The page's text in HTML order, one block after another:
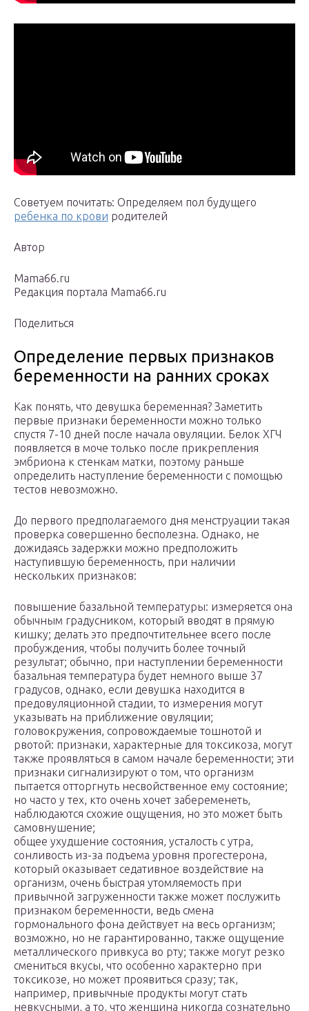
Советуем почитать: Определяем пол будущего
ребенка по крови родителей
Автор
Mama66.ru
Редакция портала Mama66.ru
Поделиться
Определение первых признаков
беременности на ранних сроках
Как понять, что девушка беременная? Заметить
первые признаки беременности можно только
спустя 7-10 дней после начала овуляции. Белок ХГЧ
появляется в моче только после прикрепления
эмбриона к стенкам матки, поэтому раньше
определить наступление беременности с помощью
тестов невозможно.
До первого предполагаемого дня менструации такая
проверка совершенно бесполезна. Однако, не
дожидаясь задержки можно предположить
наступившую беременность, при наличии
нескольких признаков:
повышение базальной температуры: измеряется она
обычным градусником, который вводят в прямую
кишку; делать это предпочтительнее всего после
пробуждения, чтобы получить более точный
результат; обычно, при наступлении беременности
базальная температура будет немного выше 37
градусов, однако, если девушка находится в
предовуляционной стадии, то измерения могут
указывать на приближение овуляции;
головокружения, сопровождаемые тошнотой и
рвотой: признаки, характерные для токсикоза, могут
также проявляться в самом начале беременности; эти
признаки сигнализируют о том, что организм
пытается отторгнуть несвойственное ему состояние;
но часто у тех, кто очень хочет забеременеть,
наблюдаются схожие ощущения, но это может быть
самовнушение;
общее ухудшение состояния, усталость с утра,
сонливость из-за подъема уровня прогестерона,
который оказывает седативное воздействие на
организм, очень быстрая утомляемость при
привычной загруженности также может послужить
признаком беременности, ведь смена
гормонального фона действует на весь организм;
возможно, но не гарантированно, также ощущение
металлического привкуса во рту; также могут резко
смениться вкусы, что особенно характерно при
токсикозе, но может проявиться сразу; так,
например, привычные продукты могут стать
невкусными, а то, что женщина никогда сознательно